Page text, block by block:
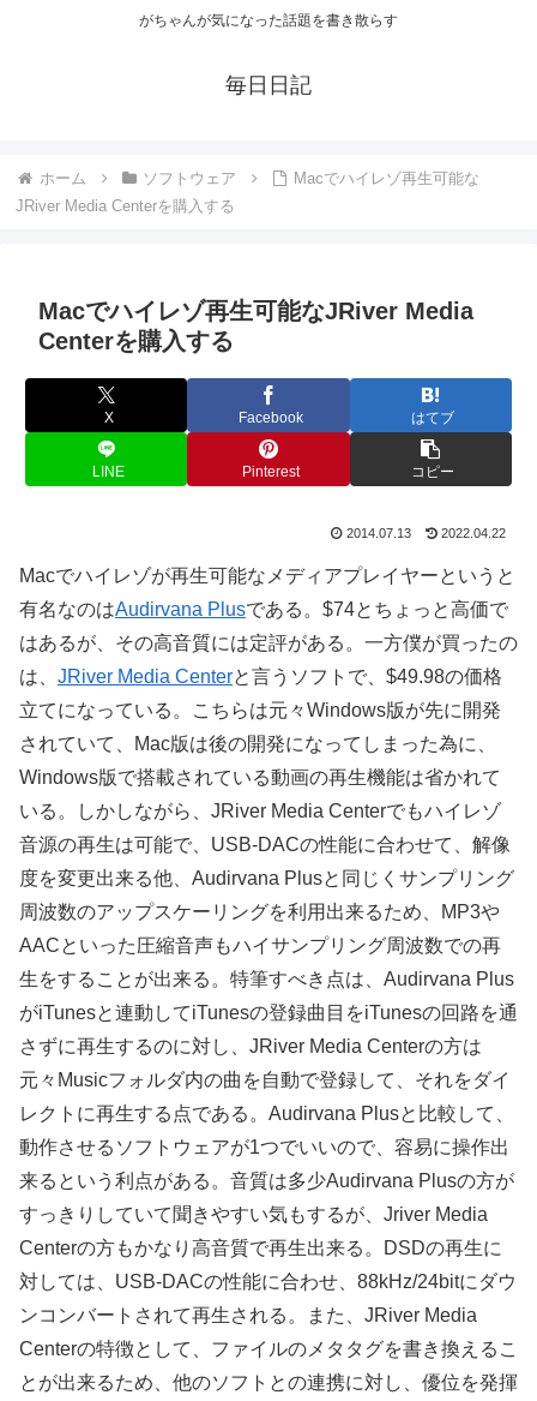
がちゃんが気になった話題を書き散らす
毎日日記
ホーム ソフトウェア
Macでハイレゾ再生可能な
JRiver Media Centerを購入する
Macでハイレゾ再生可能なJRiver Media
Centerを購入する
X Facebook はてブ
LINE Pinterest コピー
2014.07.13 2022.04.22
Macでハイレゾが再生可能なメディアプレイヤーというと
有名なのはAudirvana Plusである。$74とちょっと高価で
はあるが、その高音質には定評がある。一方僕が買ったの
は、 JRiver Media Centerと言うソフトで、$49.98の価格
立てになっている。こちらは元々Windows版が先に開発
されていて、Mac版は後の開発になってしまった為に、
Windows版で搭載されている動画の再生機能は省かれて
いる。しかしながら、JRiver Media Centerでもハイレゾ
音源の再生は可能で、USB-DACの性能に合わせて、解像
度を変更出来る他、Audirvana Plusと同じくサンプリング
周波数のアップスケーリングを利用出来るため、MP3や
AACといった圧縮音声もハイサンプリング周波数での再
生をすることが出来る。特筆すべき点は、Audirvana Plus
がiTunesと連動してiTunesの登録曲目をiTunesの回路を通
さずに再生するのに対し、JRiver Media Centerの方は
元々Musicフォルダ内の曲を自動で登録して、それをダイ
レクトに再生する点である。Audirvana Plusと比較して、
動作させるソフトウェアが1つでいいので、容易に操作出
来るという利点がある。音質は多少Audirvana Plusの方が
すっきりしていて聞きやすい気もするが、Jriver Media
Centerの方もかなり高音質で再生出来る。DSDの再生に
対しては、USB-DACの性能に合わせ、88kHz/24bitにダウ
ンコンバートされて再生される。また、JRiver Media
Centerの特徴として、ファイルのメタタグを書き換えるこ
とが出来るため、他のソフトとの連携に対し、優位を発揮